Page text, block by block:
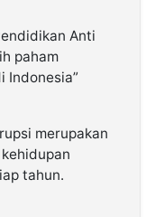
Anti
paham
Indonesia”
merupakan
tahun.